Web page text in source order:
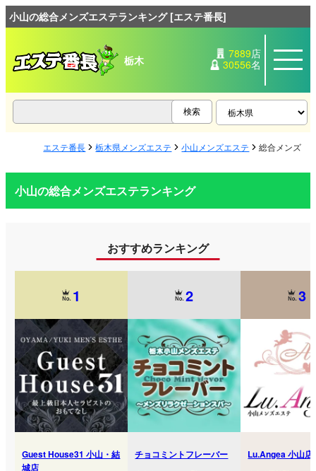
小山の総合メンズエステランキング [エステ番長]
栃木 7889店
30556名
エステ番長 栃木県メンズエステ 小山メンズエステ 総合メンズエ
小山の総合メンズエステランキング
おすすめランキング
1
Guest House31 小山・結
城店
2
チョコミントフレーバー
3
Lu.Angea 小山店